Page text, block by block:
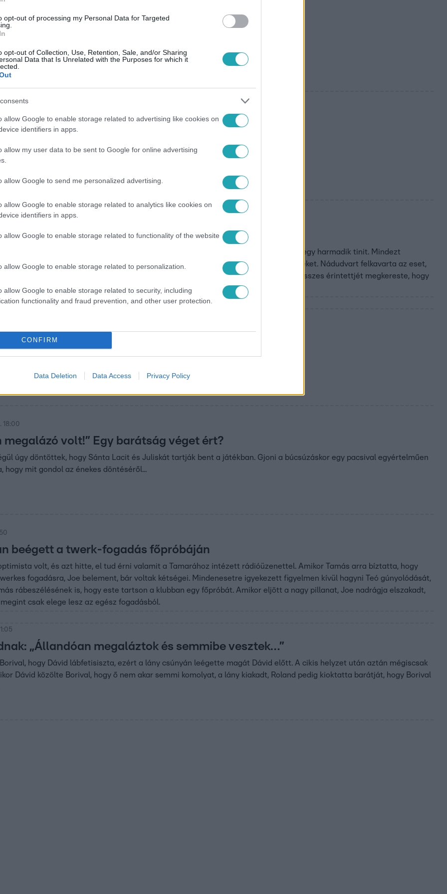
opt-out of processing my Personal Data for Targeted
opt-out of Collection, Use, Retention, Sale, and/or Sharing
Data that Is Unrelated with the Purposes for which it
allow Google to enable storage related to advertising like cookies on
identifiers in apps.
allow my user data to be sent to Google for online advertising
allow Google to send me personalized advertising.
allow Google to enable storage related to analytics like cookies on
identifiers in apps.
allow Google to enable storage related to functionality of the website
allow Google to enable storage related to personalization.
allow Google to enable storage related to security, including
functionality and fraud prevention, and other user protection.
CONFIRM
Data Deletion Data Access Privacy Policy
és Zozó barátságának! Olyat tett a srác,
elvágta magát!
hozta Laurát egész Makkosszállás előtt, ezért a lány örökre
Bárányék fiával.
mindenki szerint túllőtt a célon
kíváncsi, akkor kattints ide!
miért kínozták élvezettel 16 éves társukat?
videót juttatott el valaki nemrég az RTL-nek: két tizenéves lány aláz és kínoz meg egy harmadik tinit. Mindezt
is, de az igazi botrány akkor tört ki, amikor az RTL Híradó bemutatta a történteket. Nádudvart felkavarta az eset,
arra a magyarázatot, hogy mindez, hogy fordulhatott elő. Serdült Szilvia a történet összes érintettjét megkereste, hogy
idáig.
történet: Földes Eszter kiakadt!
és egyben felháborító történetet osztott meg követőivel, amit
18:00
megalázó volt!” Egy barátság véget ért?
úgy döntöttek, hogy Sánta Lacit és Juliskát tartják bent a játékban. Gjoni a búcsúzáskor egy pacsival egyértelműen
hogy mit gondol az énekes döntéséről...
beégett a twerk-fogadás főpróbáján
volt, és azt hitte, el tud érni valamit a Tamarához intézett rádióüzenettel. Amikor Tamás arra bíztatta, hogy
fogadásra, Joe belement, bár voltak kétségei. Mindenesetre igyekezett figyelmen kívül hagyni Teó gúnyolódását,
rábeszélésének is, hogy este tartson a klubban egy főpróbát. Amikor eljött a nagy pillanat, Joe nadrágja elszakadt,
csak elege lesz az egész fogadásból.
„Állandóan megaláztok és semmibe vesztek…”
hogy Dávid lábfetisiszta, ezért a lány csúnyán leégette magát Dávid előtt. A cikis helyzet után aztán mégiscsak
Dávid közölte Borival, hogy ő nem akar semmi komolyat, a lány kiakadt, Roland pedig kioktatta barátját, hogy Borival